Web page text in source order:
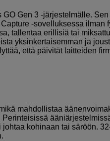
Gen 3 -järjestelmälle.
-sovelluksessa ilman
tallentaa erillisiä tai
yksinkertaisemman ja
että päivität laitteiden
mahdollistaa
kohinaan tai säröön.